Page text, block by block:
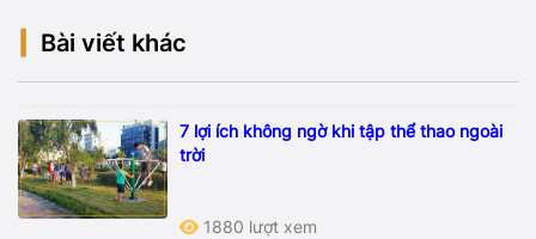
Bài viết khác
7 lợi ích không ngờ khi tập thể thao ngoài
trời
1880 lượt xem